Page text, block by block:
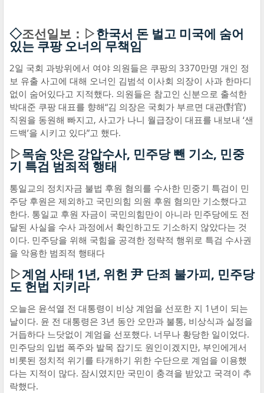
◇조선일보：▷한국서 돈 벌고 미국에 숨어
있는 쿠팡 오너의 무책임
2일 국회 과방위에서 여야 의원들은 쿠팡의 3370만명 개인 정
보 유출 사고에 대해 오너인 김범석 이사회 의장이 사과 한마디
없이 숨어있다고 지적했다. 의원들은 참고인 신분으로 출석한
박대준 쿠팡 대표를 향해“김 의장은 국회가 부르면 대관(對官)
직원을 동원해 빠지고, 사고가 나니 월급장이 대표를 내보내 ‘샌
드백’을 시키고 있다”고 했다.
▷목숨 앗은 강압수사, 민주당 뺀 기소, 민중
기 특검 범죄적 행태
통일교의 정치자금 불법 후원 혐의를 수사한 민중기 특검이 민
주당 후원은 제외하고 국민의힘 의원 후원 혐의만 기소했다고
한다. 통일교 후원 자금이 국민의힘만이 아니라 민주당에도 전
달된 사실을 수사 과정에서 확인하고도 기소하지 않았다는 것
이다. 민주당을 위해 국힘을 공격한 정략적 행위로 특검 수사권
을 악용한 범죄적 행태다
▷계엄 사태 1년, 위헌 尹 단죄 불가피, 민주당
도 헌법 지키라
오늘은 윤석열 전 대통령이 비상 계엄을 선포한 지 1년이 되는
날이다. 윤 전 대통령은 3년 동안 오만과 불통, 비상식과 실정을
거듭하다 느닷없이 계엄을 선포했다. 너무나 황당한 일이었다.
민주당의 입법 폭주와 발목 잡기도 원인이겠지만, 부인에게서
비롯된 정치적 위기를 타개하기 위한 수단으로 계엄을 이용했
다는 지적이 많다. 잠시였지만 국민이 충격을 받았고 국격이 추
락했다.